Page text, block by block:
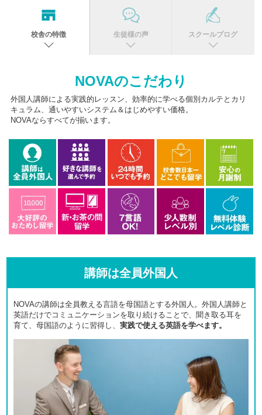
校舎の特徴 生徒様の声 スクールブログ
NOVAのこだわり
外国人講師による実践的レッスン、効率的に学べる個別カルテとカリ
キュラム、通いやすいシステム＆はじめやすい価格。
NOVAならすべてが揃います。
講師は全員外国人
NOVAの講師は全員教える言語を母国語とする外国人。外国人講師と
英語だけでコミュニケーションを取り続けることで、聞き取る耳を
育て、母国語のように習得し、 実践で使える英語を学べます。